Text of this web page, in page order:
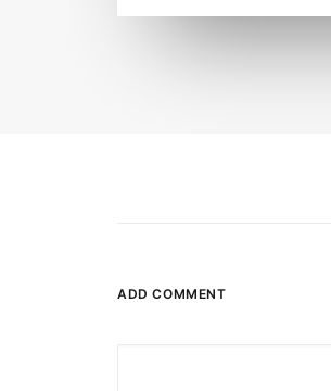
ADD COMMENT